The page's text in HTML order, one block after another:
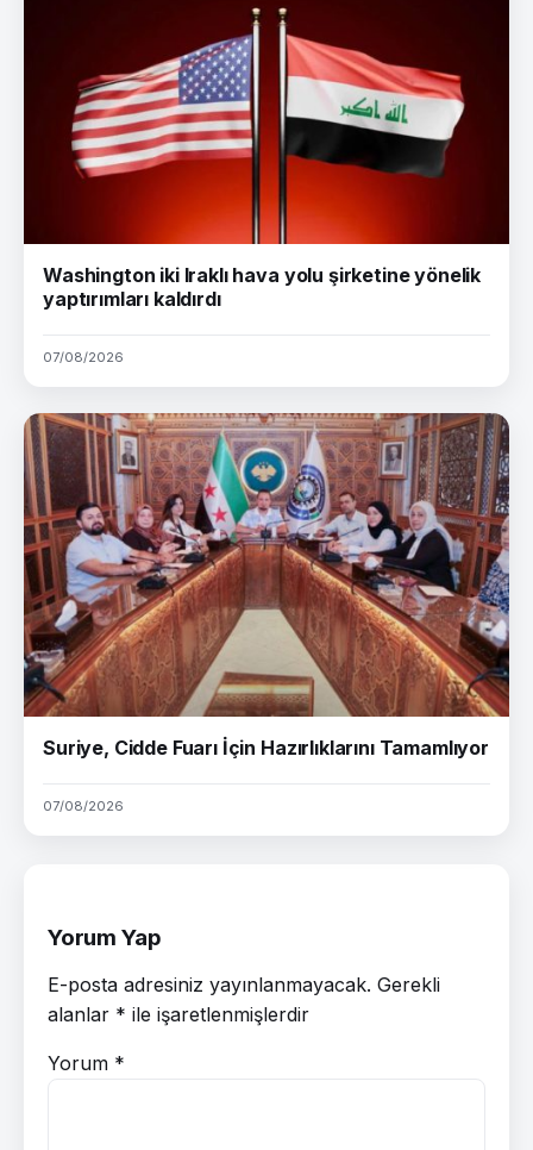
Washington iki Iraklı hava yolu şirketine yönelik
yaptırımları kaldırdı
07/08/2026
Suriye, Cidde Fuarı İçin Hazırlıklarını Tamamlıyor
07/08/2026
Yorum Yap
E-posta adresiniz yayınlanmayacak. Gerekli
alanlar * ile işaretlenmişlerdir
Yorum *